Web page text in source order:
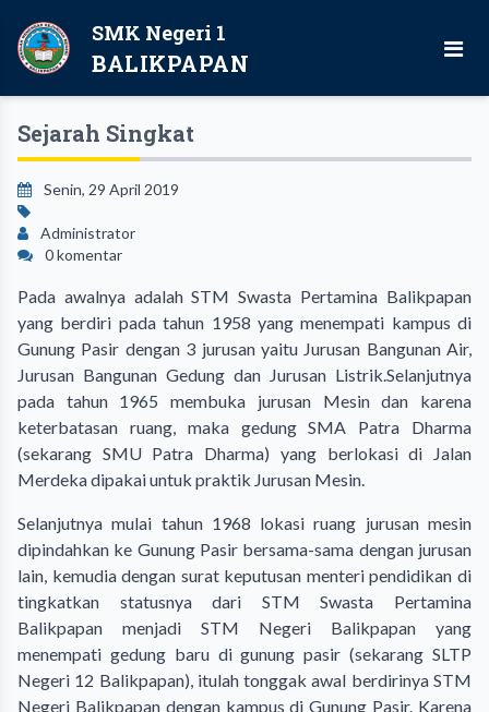
SMK Negeri 1
BALIKPAPAN
Sejarah Singkat
Senin, 29 April 2019
Administrator
0 komentar
Pada awalnya adalah STM Swasta Pertamina Balikpapan
yang berdiri pada tahun 1958 yang menempati kampus di
Gunung Pasir dengan 3 jurusan yaitu Jurusan Bangunan Air,
Jurusan Bangunan Gedung dan Jurusan Listrik.Selanjutnya
pada tahun 1965 membuka jurusan Mesin dan karena
keterbatasan ruang, maka gedung SMA Patra Dharma
(sekarang SMU Patra Dharma) yang berlokasi di Jalan
Merdeka dipakai untuk praktik Jurusan Mesin.
Selanjutnya mulai tahun 1968 lokasi ruang jurusan mesin
dipindahkan ke Gunung Pasir bersama-sama dengan jurusan
lain, kemudia dengan surat keputusan menteri pendidikan di
tingkatkan statusnya dari STM Swasta Pertamina
Balikpapan menjadi STM Negeri Balikpapan yang
menempati gedung baru di gunung pasir (sekarang SLTP
Negeri 12 Balikpapan), itulah tonggak awal berdirinya STM
Negeri Balikpapan dengan kampus di Gunung Pasir. Karena